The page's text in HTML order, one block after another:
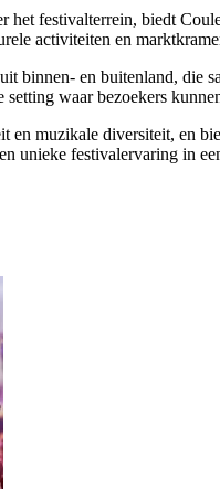
het festivalterrein, biedt
activiteiten en
binnen- en buitenland, die
waar bezoekers
muzikale diversiteit, en
unieke festivalervaring in